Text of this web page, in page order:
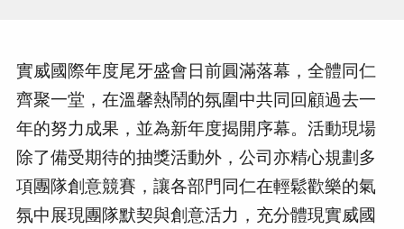
實威國際年度尾牙盛會日前圓滿落幕，全體同仁
齊聚一堂，在溫馨熱鬧的氛圍中共同回顧過去一
年的努力成果，並為新年度揭開序幕。活動現場
除了備受期待的抽獎活動外，公司亦精心規劃多
項團隊創意競賽，讓各部門同仁在輕鬆歡樂的氣
氛中展現團隊默契與創意活力，充分體現實威國